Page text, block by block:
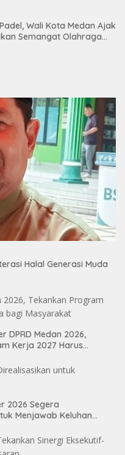
Wali Kota Medan Ajak
Semangat Olahraga
Halal Generasi Muda
DPRD Medan 2026,
Kerja 2027 Harus
2026 Segera
Menjawab Keluhan